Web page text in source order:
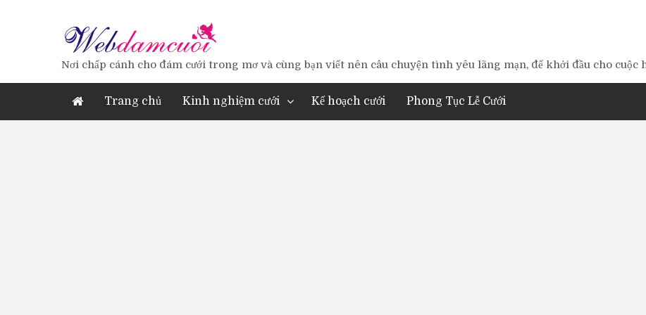
Nơi chấp cánh cho đám cưới trong mơ và cùng bạn viết nên câu chuyện tình yêu lãng mạn, để khởi đầu cho
Trang chủ Kinh nghiệm cưới Kế hoạch cưới Phong Tục Lễ Cưới